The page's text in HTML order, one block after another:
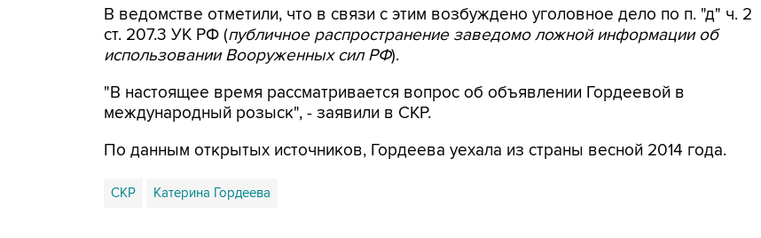
В ведомстве отметили, что в связи с этим возбуждено уголовное дело по п. "д" ч. 2
ст. 207.3 УК РФ (публичное распространение заведомо ложной информации об
использовании Вооруженных сил РФ).
"В настоящее время рассматривается вопрос об объявлении Гордеевой в
международный розыск", - заявили в СКР.
По данным открытых источников, Гордеева уехала из страны весной 2014 года.
СКР Катерина Гордеева